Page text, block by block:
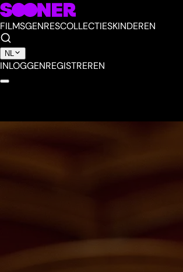
FILMSGENRESCOLLECTIESKINDEREN
NL
INLOGGENREGISTREREN